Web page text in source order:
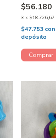
$56.180
3 x $18.726,67
$47.753 con
depósito